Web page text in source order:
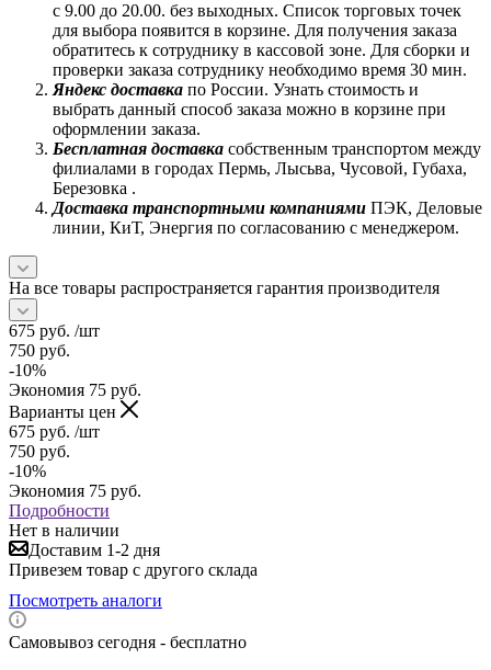
с 9.00 до 20.00. без выходных. Список торговых точек
для выбора появится в корзине. Для получения заказа
обратитесь к сотруднику в кассовой зоне. Для сборки и
проверки заказа сотруднику необходимо время 30 мин.
Яндекс доставка по России. Узнать стоимость и
выбрать данный способ заказа можно в корзине при
оформлении заказа.
Бесплатная доставка собственным транспортом между
филиалами в городах Пермь, Лысьва, Чусовой, Губаха,
Березовка .
Доставка транспортными компаниями ПЭК, Деловые
линии, КиТ, Энергия по согласованию с менеджером.
На все товары распространяется гарантия производителя
675 руб. /шт
750 руб.
-10%
Экономия 75 руб.
Варианты цен
675 руб. /шт
750 руб.
-10%
Экономия 75 руб.
Подробности
Нет в наличии
Доставим 1-2 дня
Привезем товар с другого склада
Посмотреть аналоги
Самовывоз сегодня - бесплатно